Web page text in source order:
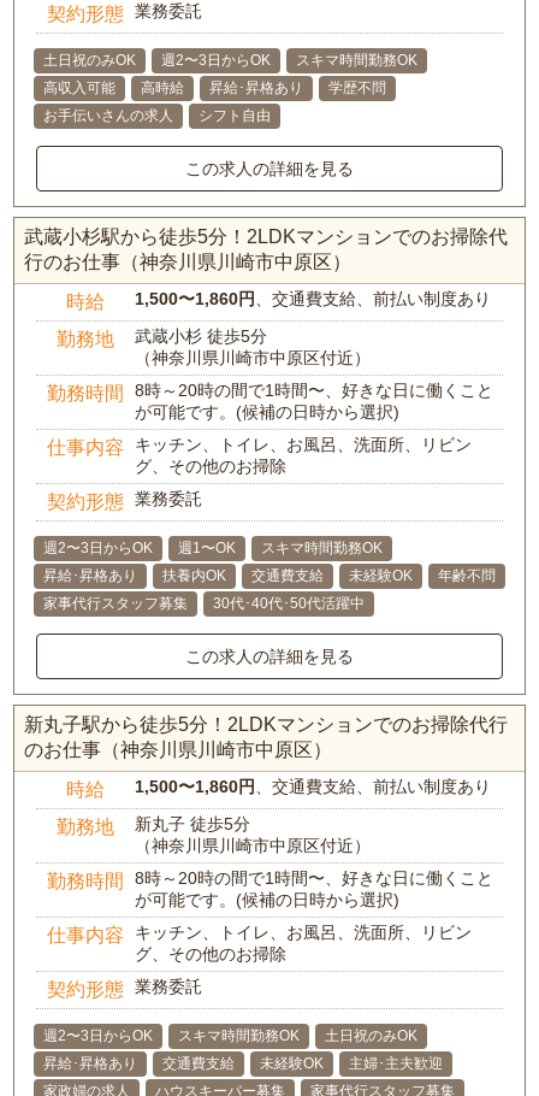
契約形態 業務委託
土日祝のみOK 週2〜3日からOK
スキマ時間勤務OK
高収入可能
高時給 昇給･昇格あり
学歴不問
お手伝いさんの求人
シフト自由
この求人の詳細を見る
武蔵小杉駅から徒歩5分！2LDKマンションでのお掃除代
行のお仕事（神奈川県川崎市中原区）
時給 1,500〜1,860円 、交通費支給、前払い制度あり
勤務地
武蔵小杉 徒歩5分
（神奈川県川崎市中原区付近）
勤務時間
8時～20時の間で1時間〜、好きな日に働くこと
が可能です。(候補の日時から選択)
仕事内容
キッチン、トイレ、お風呂、洗面所、リビン
グ、その他のお掃除
契約形態 業務委託
週2〜3日からOK 週1〜OK
スキマ時間勤務OK
昇給･昇格あり
扶養内OK 交通費支給 未経験OK
年齢不問
家事代行スタッフ募集
30代･40代･50代活躍中
この求人の詳細を見る
新丸子駅から徒歩5分！2LDKマンションでのお掃除代行
のお仕事（神奈川県川崎市中原区）
時給 1,500〜1,860円 、交通費支給、前払い制度あり
勤務地
新丸子 徒歩5分
（神奈川県川崎市中原区付近）
勤務時間
8時～20時の間で1時間〜、好きな日に働くこと
が可能です。(候補の日時から選択)
仕事内容
キッチン、トイレ、お風呂、洗面所、リビン
グ、その他のお掃除
契約形態 業務委託
週2〜3日からOK スキマ時間勤務OK
土日祝のみOK
昇給･昇格あり
交通費支給 未経験OK
主婦･主夫歓迎
家政婦の求人
ハウスキーパー募集 家事代行スタッフ募集